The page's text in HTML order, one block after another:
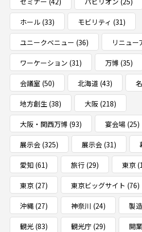
ホール (33) モビリティ (31)
ユニークベニュー (36) リニュー
ワーケーション (31) 万博 (35)
会議室 (50) 北海道 (43)
地方創生 (38) 大阪 (218)
大阪・関西万博 (93) 宴会場 (25)
展示会 (325) 展示会 (31)
愛知 (61) 旅行 (29) 東京
東京 (27) 東京ビッグサイト (76)
沖縄 (27) 神奈川 (24) 製
観光 (83) 観光庁 (29) 開業